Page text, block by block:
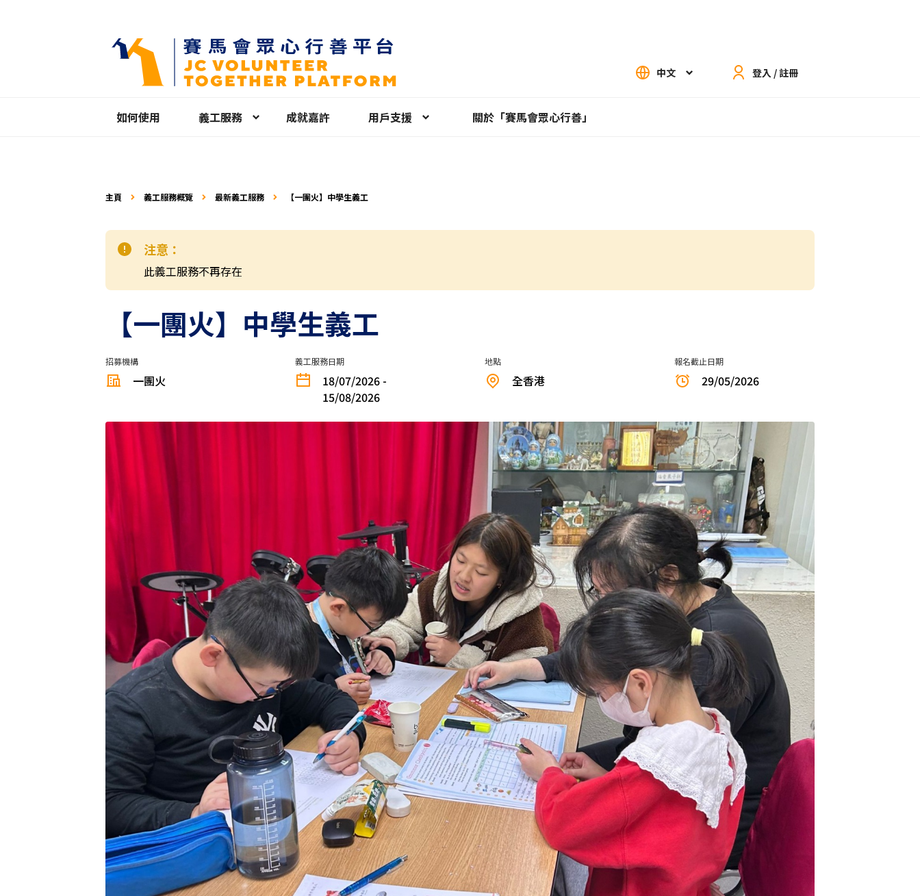
中文 登入 / 註冊
如何使用 義工服務 成就嘉許 用戶支援 關於「賽馬會眾心行善」
主頁 義工服務概覽 最新義工服務 【一團火】中學生義工
注意：
此義工服務不再存在
【一團火】中學生義工
招募機構
一團火
義工服務日期
18/07/2026 -
15/08/2026
地點
全香港
報名截止日期
29/05/2026